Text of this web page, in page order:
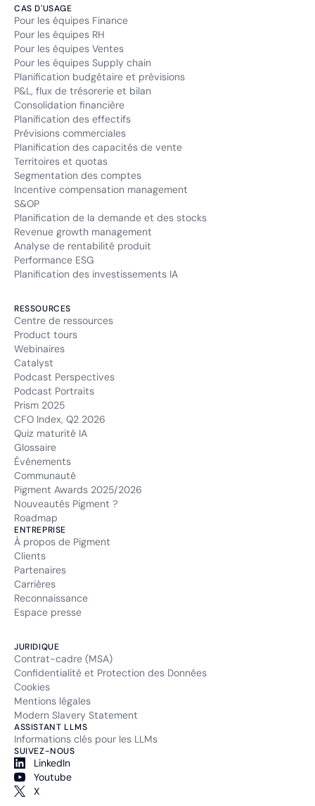
CAS D'USAGE
Pour les équipes Finance
Pour les équipes RH
Pour les équipes Ventes
Pour les équipes Supply chain
Planification budgétaire et prévisions
P&L, flux de trésorerie et bilan
Consolidation financière
Planification des effectifs
Prévisions commerciales
Planification des capacités de vente
Territoires et quotas
Segmentation des comptes
Incentive compensation management
S&OP
Planification de la demande et des stocks
Revenue growth management
Analyse de rentabilité produit
Performance ESG
Planification des investissements IA
RESSOURCES
Centre de ressources
Product tours
Webinaires
Catalyst
Podcast Perspectives
Podcast Portraits
Prism 2025
CFO Index, Q2 2026
Quiz maturité IA
Glossaire
Événements
Communauté
Pigment Awards 2025/2026
Nouveautés Pigment ?
Roadmap
ENTREPRISE
À propos de Pigment
Clients
Partenaires
Carrières
Reconnaissance
Espace presse
JURIDIQUE
Contrat-cadre (MSA)
Confidentialité et Protection des Données
Cookies
Mentions légales
Modern Slavery Statement
ASSISTANT LLMS
Informations clés pour les LLMs
SUIVEZ-NOUS
LinkedIn
Youtube
X